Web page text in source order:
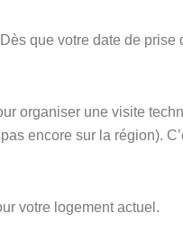
que votre date de
organiser une visite
encore sur la région).
votre logement actuel.